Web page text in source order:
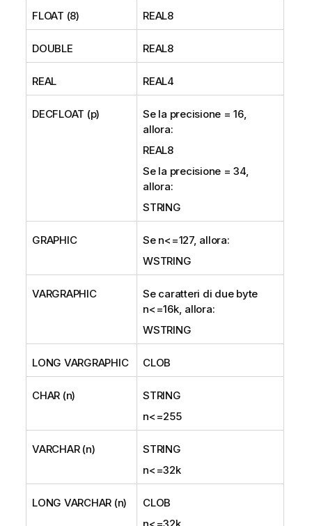
FLOAT (8) REAL8
DOUBLE REAL8
REAL REAL4
DECFLOAT (p)
Se la precisione = 16,
allora:
REAL8
Se la precisione = 34,
allora:
STRING
GRAPHIC
Se n<=127, allora:
WSTRING
VARGRAPHIC
Se caratteri di due byte
n<=16k, allora:
WSTRING
LONG VARGRAPHIC CLOB
CHAR (n)
STRING
n<=255
VARCHAR (n)
STRING
n<=32k
LONG VARCHAR (n)
CLOB